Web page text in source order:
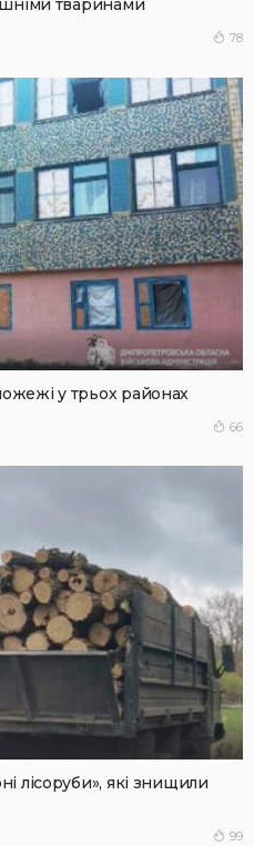
тваринами
78
у трьох районах
66
лісоруби», які знищили
99